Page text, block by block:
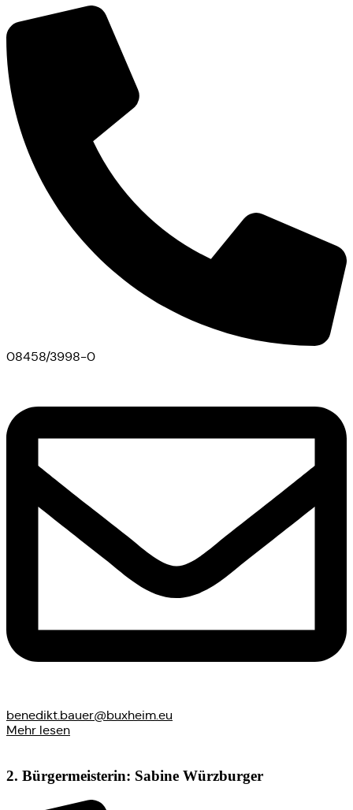
08458/3998-0
benedikt.bauer@buxheim.eu
Mehr lesen
2. Bürgermeisterin: Sabine Würzburger